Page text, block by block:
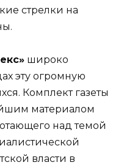
стрелки на
широко
эту огромную
Комплект газеты
материалом
над темой
власти в